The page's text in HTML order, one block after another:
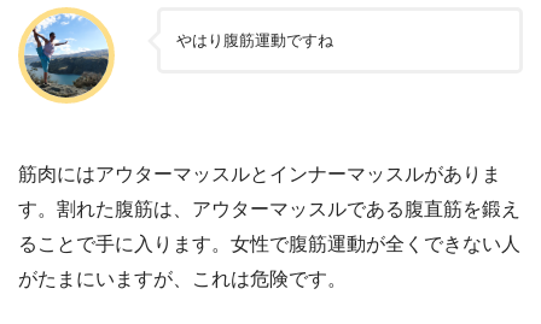
やはり腹筋運動ですね
筋肉にはアウターマッスルとインナーマッスルがありま
す。割れた腹筋は、アウターマッスルである腹直筋を鍛え
ることで手に入ります。女性で腹筋運動が全くできない人
がたまにいますが、これは危険です。